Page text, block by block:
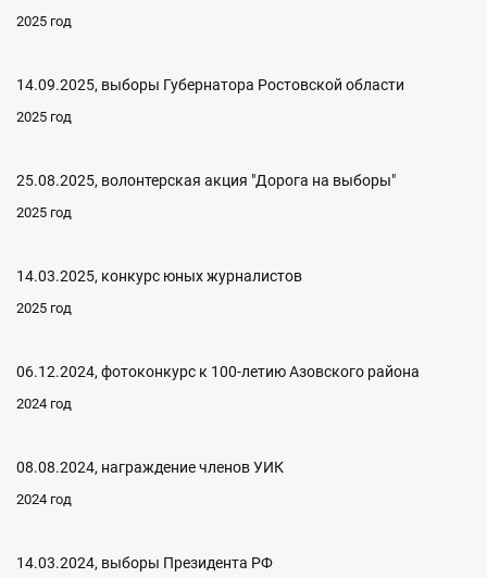
2025 год
14.09.2025, выборы Губернатора Ростовской области
2025 год
25.08.2025, волонтерская акция "Дорога на выборы"
2025 год
14.03.2025, конкурс юных журналистов
2025 год
06.12.2024, фотоконкурс к 100-летию Азовского района
2024 год
08.08.2024, награждение членов УИК
2024 год
14.03.2024, выборы Президента РФ